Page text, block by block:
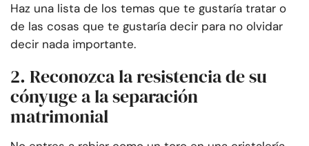
Haz una lista de los temas que te gustaría tratar o
de las cosas que te gustaría decir para no olvidar
decir nada importante.
2. Reconozca la resistencia de su
cónyuge a la separación
matrimonial